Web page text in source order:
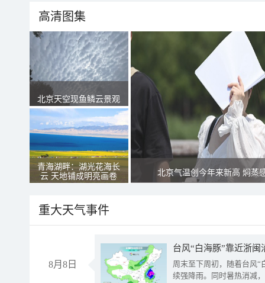
高清图集
北京天空现鱼鳞云景观
青海湖畔：湖光花海长
云 天地铺成明亮画卷
北京气温创今年来新高 焖蒸
重大天气事件
8月8日
台风“白海豚”靠近浙
周末至下周初，随着台风“
续强降雨。同时暑热消减